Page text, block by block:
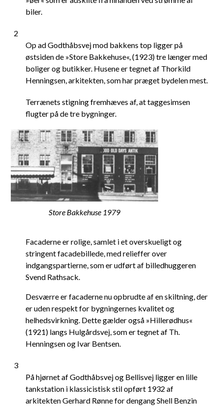
biler.
2
Op ad Godthåbsvej mod bakkens top ligger på
østsiden de »Store Bakkehuse«, (1923) tre længer med
boliger og butikker. Husene er tegnet af Thorkild
Henningsen, arkitekten, som har præget bydelen mest.
Terrænets stigning fremhæves af, at taggesimsen
flugter på de tre bygninger.
Store Bakkehuse 1979
Facaderne er rolige, samlet i et overskueligt og
stringent facadebillede, med relieffer over
indgangspartierne, som er udført af billedhuggeren
Svend Rathsack.
Desværre er facaderne nu opbrudte af en skiltning, der
er uden respekt for bygningernes kvalitet og
helhedsvirkning. Dette gælder også »Hillerødhus«
(1921) langs Hulgårdsvej, som er tegnet af Th.
Henningsen og Ivar Bentsen.
3
På hjørnet af Godthåbsvej og Bellisvej ligger en lille
tankstation i klassicistisk stil opført 1932 af
arkitekten Gerhard Rønne for dengang Shell Benzin